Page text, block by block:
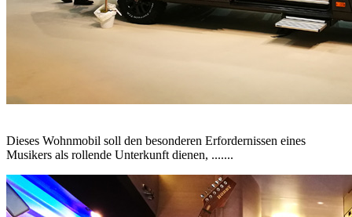
Dieses Wohnmobil soll den besonderen Erfordernissen eines
Musikers als rollende Unterkunft dienen, .......